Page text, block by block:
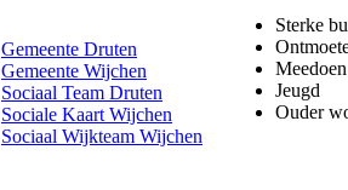
Gemeente Druten
Gemeente Wijchen
Sociaal Team Druten
Sociale Kaart Wijchen
Sociaal Wijkteam Wijchen
Sterke
Meedoen
Jeugd
Ouder